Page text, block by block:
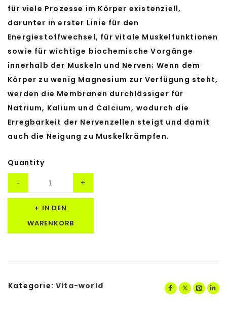
für viele Prozesse im Körper existenziell,
darunter in erster Linie für den
Energiestoffwechsel, für vitale Muskelfunktionen
sowie für wichtige biochemische Vorgänge
innerhalb der Muskeln und Nerven; Wenn dem
Körper zu wenig Magnesium zur Verfügung steht,
werden die Membranen durchlässiger für
Natrium, Kalium und Calcium, wodurch die
Erregbarkeit der Nervenzellen steigt und damit
auch die Neigung zu Muskelkrämpfen.
Quantity
IN DEN
WARENKORB
Kategorie: Vita-world